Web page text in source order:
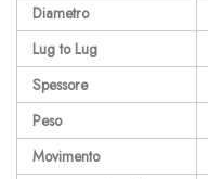
Diametro
Lug to Lug
Spessore
Peso
Movimento